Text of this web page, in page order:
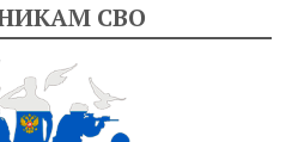
СВО